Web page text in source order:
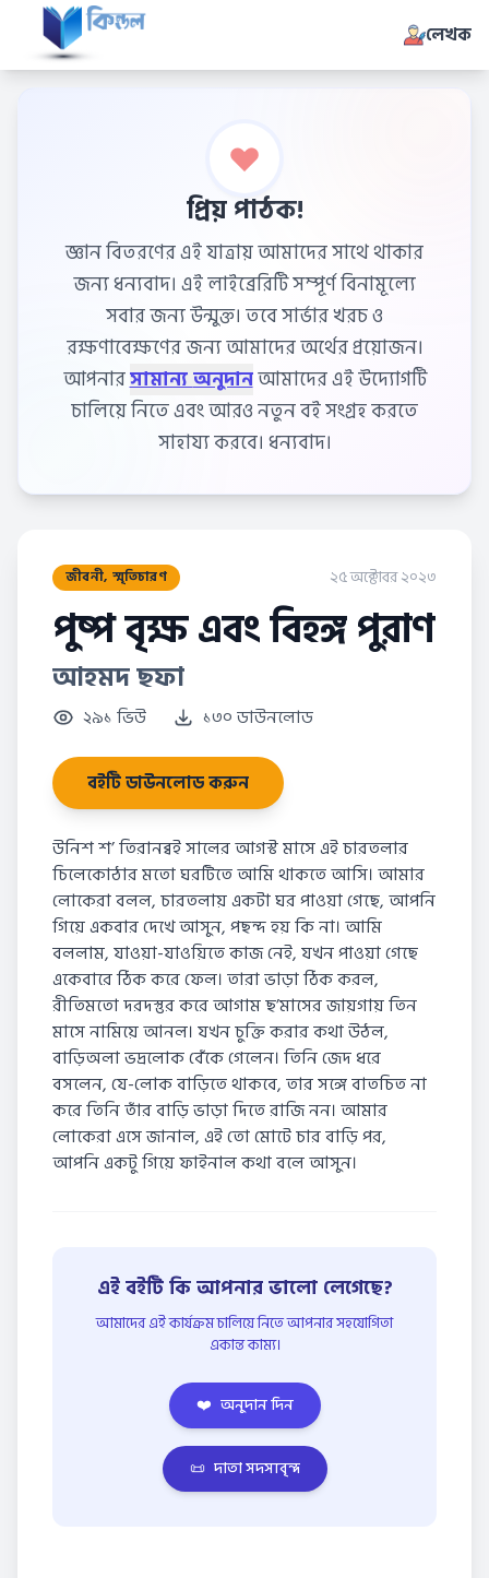
লেখক
প্রিয় পাঠক!
জ্ঞান বিতরণের এই যাত্রায় আমাদের সাথে থাকার
জন্য ধন্যবাদ। এই লাইব্রেরিটি সম্পূর্ণ বিনামূল্যে
সবার জন্য উন্মুক্ত। তবে সার্ভার খরচ ও
রক্ষণাবেক্ষণের জন্য আমাদের অর্থের প্রয়োজন।
আপনার
সামান্য অনুদানআমাদের এই উদ্যোগটি
চালিয়ে নিতে এবং আরও নতুন বই সংগ্রহ করতে
সাহায্য করবে। ধন্যবাদ।
জীবনী, স্মৃতিচারণ ২৫ অক্টোবর ২০২৩
পুষ্প বৃক্ষ এবং বিহঙ্গ পুরাণ
আহমদ ছফা
২৯১ ভিউ ১৩০ ডাউনলোড
বইটি ডাউনলোড করুন
উনিশ শ’ তিরানব্বই সালের আগস্ট মাসে এই চারতলার
চিলেকোঠার মতো ঘরটিতে আমি থাকতে আসি। আমার
লোকেরা বলল, চারতলায় একটা ঘর পাওয়া গেছে, আপনি
গিয়ে একবার দেখে আসুন, পছন্দ হয় কি না। আমি
বললাম, যাওয়া-যাওয়িতে কাজ নেই, যখন পাওয়া গেছে
একেবারে ঠিক করে ফেল। তারা ভাড়া ঠিক করল,
রীতিমতো দরদস্তুর করে আগাম ছ’মাসের জায়গায় তিন
মাসে নামিয়ে আনল। যখন চুক্তি করার কথা উঠল,
বাড়িঅলা ভদ্রলোক বেঁকে গেলেন। তিনি জেদ ধরে
বসলেন, যে-লোক বাড়িতে থাকবে, তার সঙ্গে বাতচিত না
করে তিনি তাঁর বাড়ি ভাড়া দিতে রাজি নন। আমার
লোকেরা এসে জানাল, এই তো মোটে চার বাড়ি পর,
আপনি একটু গিয়ে ফাইনাল কথা বলে আসুন।
এই বইটি কি আপনার ভালো লেগেছে?
আমাদের এই কার্যক্রম চালিয়ে নিতে আপনার সহযোগিতা
একান্ত কাম্য।
❤️ অনুদান দিন
📜 দাতা সদস্যবৃন্দ